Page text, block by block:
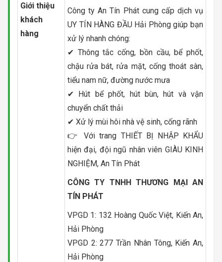
Giới thiệu
khách
hàng
Công ty An Tín Phát cung cấp dịch vụ
UY TÍN HÀNG ĐẦU Hải Phòng giúp bạn
xử lý nhanh chóng:
✔ Thông tắc cống, bồn cầu, bể phốt,
chậu rửa bát, rửa mặt, cống thoát sàn,
tiểu nam nữ, đường nước mưa
✔ Hút bể phốt, hút bùn, hút và vận
chuyển chất thải
✔ Xử lý mùi hôi nhà vệ sinh, cống rãnh
👉 Với trang THIẾT BỊ NHẬP KHẨU
hiện đại, đội ngũ nhân viên GIÀU KINH
NGHIỆM, An Tín Phát
CÔNG TY TNHH THƯƠNG MẠI AN
TÍN PHÁT
VPGD 1: 132 Hoàng Quốc Việt, Kiến An,
Hải Phòng
VPGD 2: 277 Trần Nhân Tông, Kiến An,
Hải Phòng